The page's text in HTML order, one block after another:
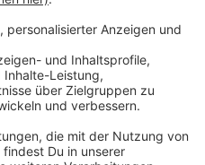
Nimwegen rund
Das führte zu teils